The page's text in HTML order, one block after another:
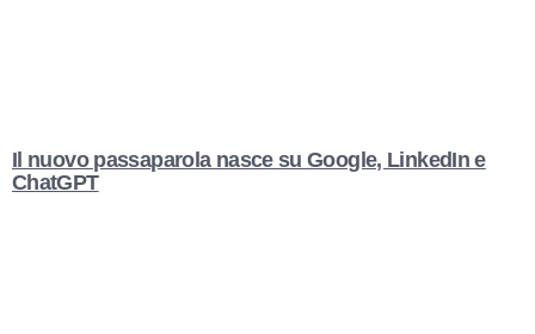
Il nuovo passaparola nasce su Google, LinkedIn e
ChatGPT